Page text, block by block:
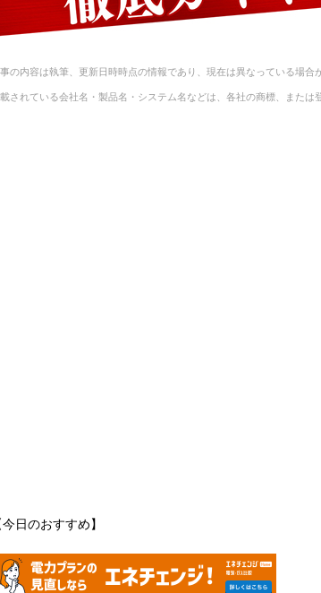
の内容は執筆、更新日時時点の情報であり、現在は異なっている場合
されている会社名・製品名・システム名などは、各社の商標、または
今日のおすすめ】